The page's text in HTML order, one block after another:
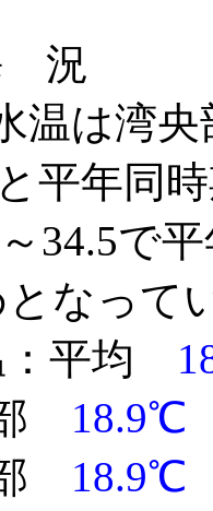
況
温は湾
平年同
34.5で
なって
平均
18.9℃
18.9℃